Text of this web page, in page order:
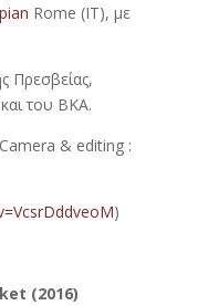
Rome (IT), με
Πρεσβείας,
και του BKA.
& editing :
)
(2016)